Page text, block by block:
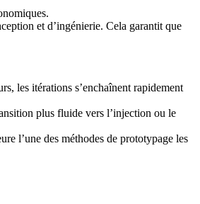
et d’ingénierie. Cela garantit que
les itérations s’enchaînent rapidement
plus fluide vers l’injection ou le
l’une des méthodes de prototypage les